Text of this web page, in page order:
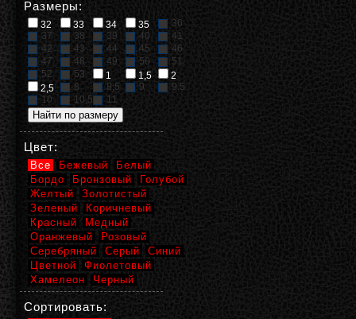
Размеры:
32 33 34 35
36
37
38 39 40
41
42
43 44 45
46
47
48 49 50
51
52
53 1 1,5
2
2,5
8 8,5 9
9,5
10
10,5 11
Цвет:
Все Бежевый
Белый
Бордо
Бронзовый
Голубой
Желтый
Золотистый
Зеленый
Коричневый
Красный
Медный
Оранжевый
Розовый
Серебряный
Серый
Синий
Цветной
Фиолетовый
Хамелеон
Черный
Сортировать: